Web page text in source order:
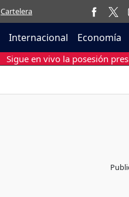
Cartelera
Internacional Economía
Sigue en vivo la posesión